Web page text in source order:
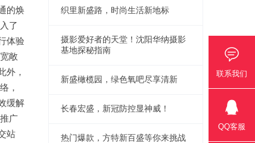
织里新盛路，时尚生活新地标
摄影爱好者的天堂！沈阳华纳摄影
基地探秘指南
新盛橄榄园，绿色氧吧尽享清新
长春宏盛，新冠防控显神威！
热门爆款，方特新百盛等你来挑战
的焕
了
体验
敞
外，
，
缓解
广
站
联系我们
QQ客服